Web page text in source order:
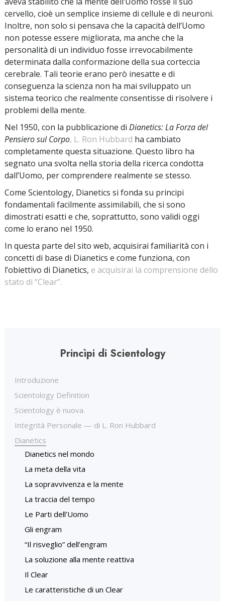
cervello, cioè un semplice insieme di cellule e di neuroni.
Inoltre, non solo si pensava che la capacità dell’Uomo
non potesse essere migliorata, ma anche che la
personalità di un individuo fosse irrevocabilmente
determinata dalla conformazione della sua corteccia
cerebrale. Tali teorie erano però inesatte e di
conseguenza la scienza non ha mai sviluppato un
sistema teorico che realmente consentisse di risolvere i
problemi della mente.
Nel 1950, con la pubblicazione di Dianetics: La Forza del
Pensiero sul Corpo, L. Ron Hubbard ha cambiato
completamente questa situazione. Questo libro ha
segnato una svolta nella storia della ricerca condotta
dall’Uomo, per comprendere realmente se stesso.
Come Scientology, Dianetics si fonda su principi
fondamentali facilmente assimilabili, che si sono
dimostrati esatti e che, soprattutto, sono validi oggi
come lo erano nel 1950.
In questa parte del sito web, acquisirai familiarità con i
concetti di base di Dianetics e come funziona, con
l’obiettivo di Dianetics, e acquisirai la comprensione dello
stato di “Clear”.
Princìpi di Scientology
Introduzione
Scientology Definition
Scientology è nuova.
Integrità Personale — di L. Ron Hubbard
Dianetics
Dianetics nel mondo
La meta della vita
La sopravvivenza e la mente
La traccia del tempo
Le Parti dell’Uomo
Gli engram
“Il risveglio” dell’engram
La soluzione alla mente reattiva
Il Clear
Le caratteristiche di un Clear